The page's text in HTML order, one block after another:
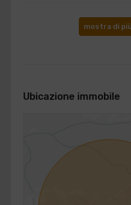
mostra di più
Ubicazione immobile